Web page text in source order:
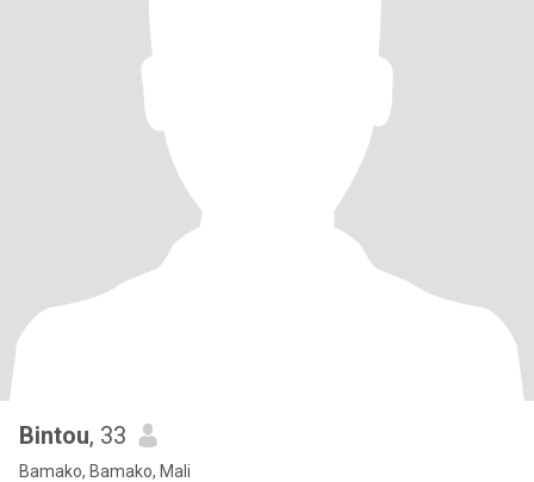
Bintou, 33
Bamako, Bamako, Mali